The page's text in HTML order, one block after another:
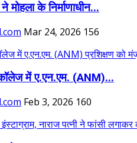
मोहला के निर्माणाधीन...
Mar 24, 2026 156
कॉलेज में ए.एन.एम. (ANM)...
Feb 3, 2026 160